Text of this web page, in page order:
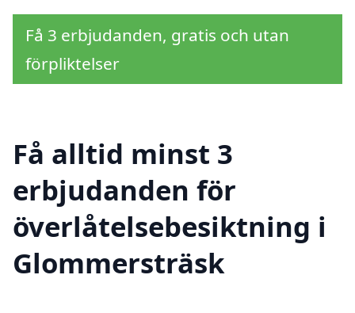
Få 3 erbjudanden, gratis och utan
förpliktelser
Få alltid minst 3
erbjudanden för
överlåtelsebesiktning i
Glommersträsk